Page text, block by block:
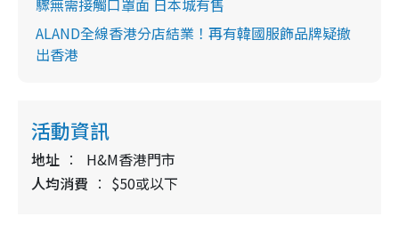
ALAND全線香港分店結業！再有韓國服飾品牌疑撤
出香港
活動資訊
地址
H&M香港門市
人均消費
$50或以下